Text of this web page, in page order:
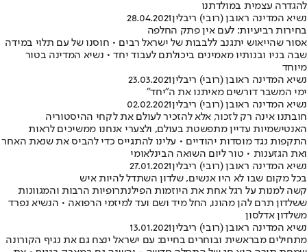
להגדרה עצמית במולדתנו
נשיא המדינה ראובן (רובי) ריבלין28.04.2021
בחירות רביעיות: לעם אין פתק החלפה
אסור שהייאוש יתגנב ללבבות של ישראל רבים • חוסנו של עם תלוי במידה
שבה בניו ובנותיו מאמינים ביכולתם לעבוד יחד • נשיא המדינה בטור
מיוחד
נשיא המדינה ראובן (רובי) ריבלין23.03.2021
ימי המשבר דורשים מאיתנו את ה"יחד"
נשיא המדינה ראובן (רובי) ריבלין02.02.2021
חובתנו אינה רק לזכור, אלא להזכיר לעולם את לקחי ההיסטוריה
האנטישמיות עדיין מתפשטת בעולם, ולצערי אנחנו ממשיכים לראות
התקפות נגד מוסדות יהודיים • עלינו להתגייס כדי להביס את שנאת האחר
ואת הגזענות • טור ליום השואה הבינלאומי
נשיא המדינה ראובן (רובי) ריבלין27.01.2021
בכל מקום שבו לא היו אנשים, שלדון השתדל להיות איש
קשה למנות על רגל אחת את היוזמות הפילנתרופיות הרבות והמגוונות
ששלדון תרם להן מהונו, החל מיד ושם ועד למיזמי הרפואה • הנשיא נפרד
משלדון אדלסון
נשיא המדינה ראובן (רובי) ריבלין13.01.2021
מתחילים מבראשית ובוחרים בחיים: עם ישראל ינצח גם את נגיף הקורונה